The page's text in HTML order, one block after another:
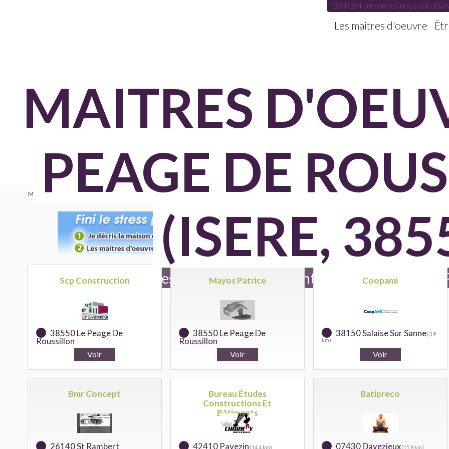
324 024 personnes nous ont déjà
Les maitres d'oeuvre
MAITRES
PEAGE DE
(ISERE,
101 maitres d'oeuvre en batiment référencés pour Le
Maitredoeuvre.com › Annuaire Isere Le peage de roussillon
Scp Construction
38550 Le Peage De
Roussillon
Mayos Patrice
38550 Le Peage De
Roussillon
Coopami
38150 Salaise Sur Sanne(3.9
km)
Bmr Concept
26140 St Rambert
Bureau Études
Constructions Et
Bâtiments
42410 Pavezin (14.4 km)
Batipreco
07430 Davezieux(15.8 km)